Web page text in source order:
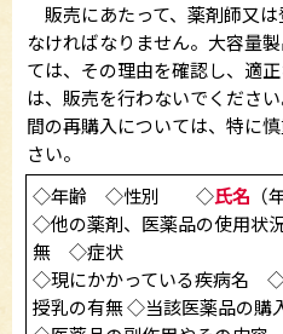
販売にあたって、薬剤師又
なければなりません。大容量
ては、その理由を確認し、適
は、販売を行わないでくださ
間の再購入については、特に
さい。
◇年齢 ◇性別 ◇氏名 （
◇他の薬剤、医薬品の使用
無 ◇症状
◇現にかかっている疾病名
授乳の有無 ◇当該医薬品の購